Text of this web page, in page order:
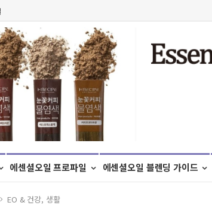
에센셜오일 프로파일 에센셜오일 블렌딩 가이드
EO & 건강, 생활